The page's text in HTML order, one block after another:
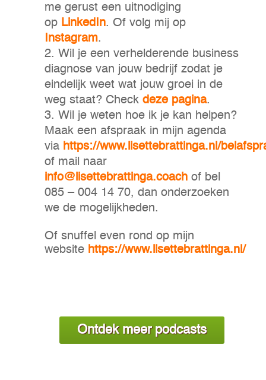
me gerust een uitnodiging
op LinkedIn. Of volg mij op
Instagram.
Wil je een verhelderende business
diagnose van jouw bedrijf zodat je
eindelijk weet wat jouw groei in de
weg staat? Check deze pagina.
Wil je weten hoe ik je kan helpen?
Maak een afspraak in mijn agenda
via https://www.lisettebrattinga.nl/
of mail naar
info@lisettebrattinga.coachof bel
085 – 004 14 70, dan onderzoeken
we de mogelijkheden.
Of snuffel even rond op mijn
website https://www.lisettebrattinga.nl/
Ontdek meer podcasts